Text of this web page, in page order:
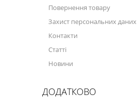
Повернення товару
Захист персональних даних
Контакти
Статті
Новини
ДОДАТКОВО